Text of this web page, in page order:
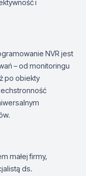
i
NVR jest
– od monitoringu
po obiekty
małej firmy,
ds.